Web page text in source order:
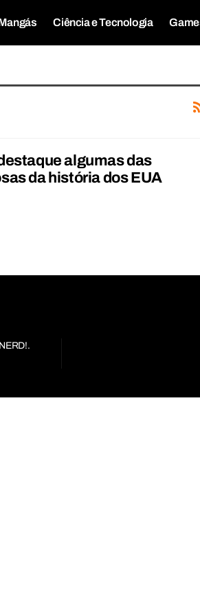
Ciência e Tecnologia
algumas das
da história dos EUA